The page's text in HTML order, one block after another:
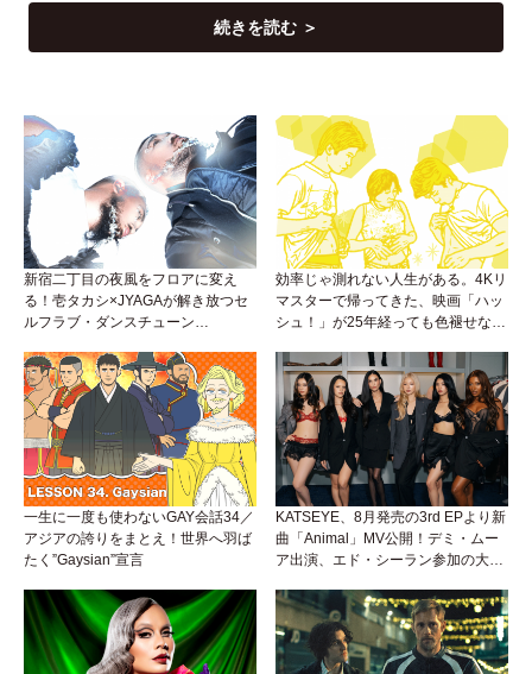
続きを読む ＞
新宿二丁目の夜風をフロアに変え
る！壱タカシ×JYAGAが解き放つセ
ルフラブ・ダンスチューン
効率じゃ測れない人生がある。4Kリ
マスターで帰ってきた、映画「ハッ
シュ！」が25年経っても色褪せない
一生に一度も使わないGAY会話34／
アジアの誇りをまとえ！世界へ羽ば
たく”Gaysian”宣言
KATSEYE、8月発売の3rd EPより新
曲「Animal」MV公開！デミ・ムー
ア出演、エド・シーラン参加の大胆